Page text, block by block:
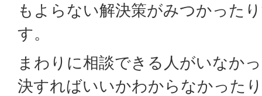
もよらない解決策がみつかった
す。
まわりに相談できる人がいなか
決すればいいかわからなかった